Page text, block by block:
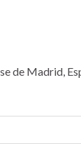
de Madrid,